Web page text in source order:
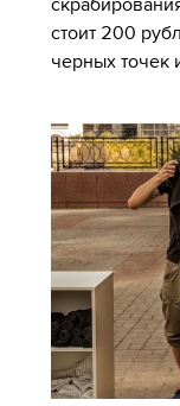
стоит 200
черных точек